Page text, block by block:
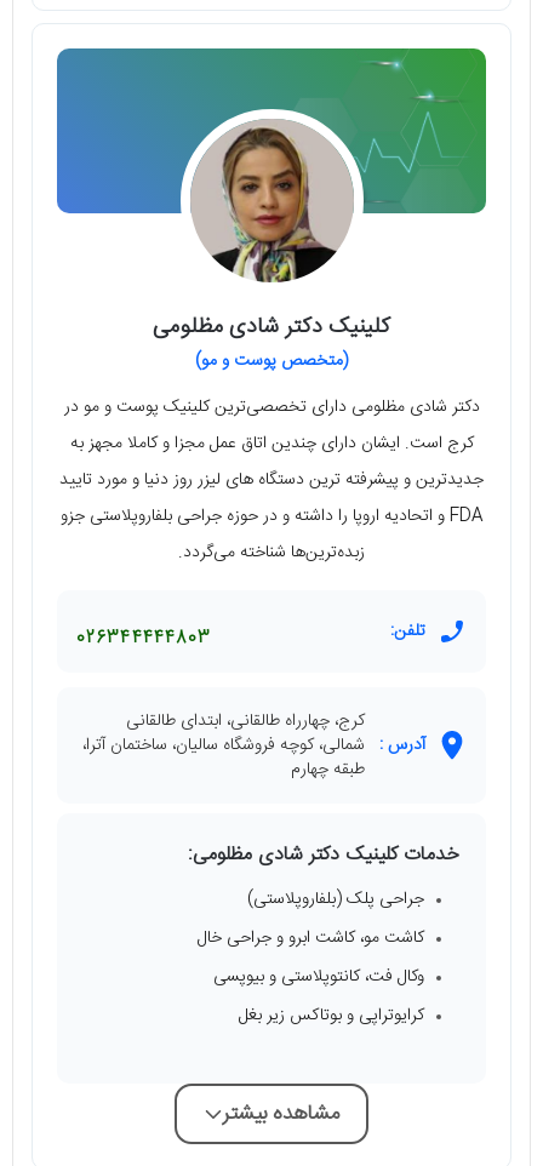
کلینیک دکتر شادی مظلومی
(متخصص پوست و مو)
دکتر شادی مظلومی دارای تخصصی‌ترین کلینیک پوست و مو در
کرج است. ایشان دارای چندین اتاق عمل مجزا و کاملا مجهز به
جدیدترین و پیشرفته ترین دستگاه های لیزر روز دنیا و مورد تایید
FDA و اتحادیه اروپا را داشته و در حوزه جراحی بلفاروپلاستی جزو
زبده‌ترین‌ها شناخته می‌گردد.
تلفن: 026344444803
آدرس :
کرج، چهارراه طالقانی، ابتدای طالقانی
شمالی، کوچه فروشگاه سالیان، ساختمان آترا،
طبقه چهارم
خدمات کلینیک دکتر شادی مظلومی:
جراحی پلک (بلفاروپلاستی)
کاشت مو، کاشت ابرو و جراحی خال
وکال فت، کانتوپلاستی و بیوپسی
کرایوتراپی و بوتاکس زیر بغل
مشاهده بیشتر